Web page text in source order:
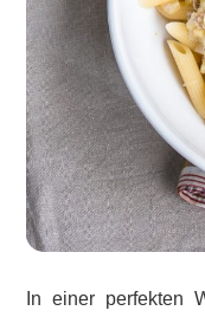
In einer perfekten